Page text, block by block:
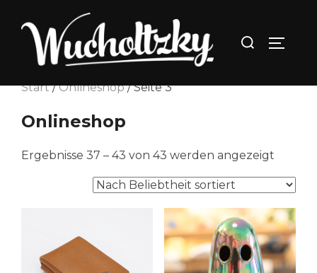
Inhalt
springen
Suchen
Start/Onlineshop/ Seite 3
Onlineshop
Ergebnisse 37 – 43 von 43 werden angezeigt
sortiert